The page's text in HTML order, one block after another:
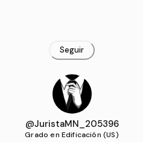
Seguir
@JuristaMN_205396
Grado en Edificación (US)